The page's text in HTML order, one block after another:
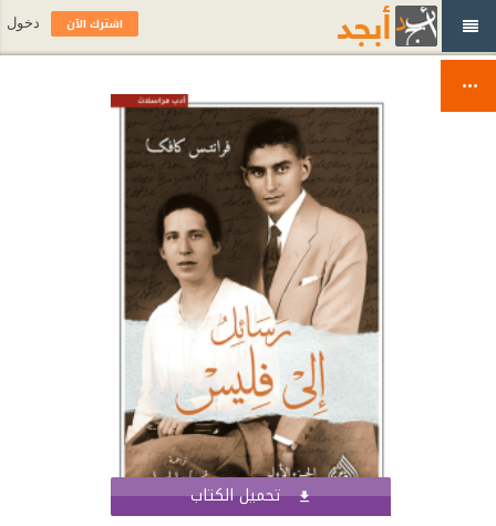
تحميل الكتاب
اشترك الآن دخول